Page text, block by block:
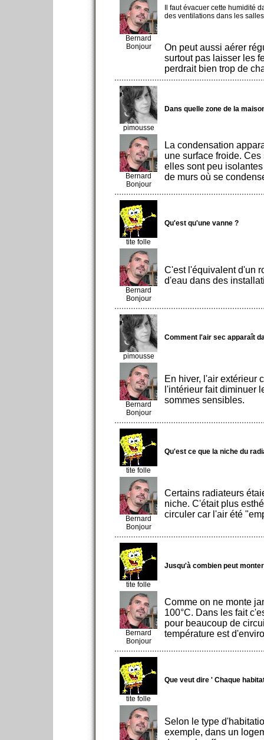
Bernard
Bonjour
Il faut évacuer cette humidité
des ventilations dans les
On peut aussi aérer
surtout pas laisser les
perdrait bien trop de
pimousse
Dans quelle zone de la
Bernard
Bonjour
La condensation
une surface froide.
elles sont peu
de murs où se
tite folle
Qu'est qu'une vanne ?
Bernard
Bonjour
C'est l'équivalent d'un
d'eau dans des
pimousse
Comment l'air sec apparaît
Bernard
Bonjour
En hiver, l'air extérieur
l'intérieur fait diminuer
sommes sensibles.
tite folle
Qu'est ce que la niche du
Bernard
Bonjour
Certains radiateurs
niche. C'était plus
circuler car l'air été
tite folle
Jusqu'à combien peut
Bernard
Bonjour
Comme on ne monte
100°C. Dans les fait
pour beaucoup de
température est
tite folle
Que veut dire ' Chaque
Selon le type
exemple, dans un